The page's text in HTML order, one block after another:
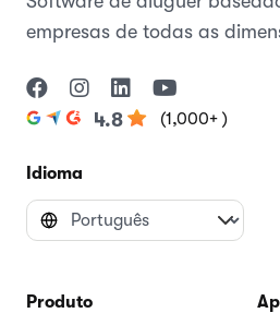
empresas de todas as
4.8 (1,000+ )
Idioma
Produto